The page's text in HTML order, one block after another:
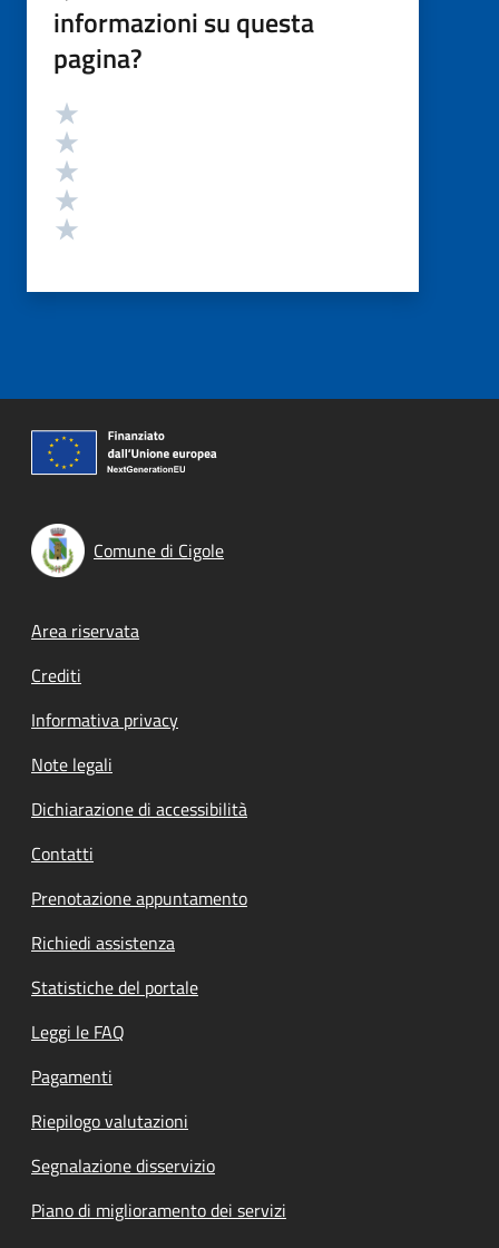
informazioni su questa
pagina?
Valutazione
Comune di Cigole
Footer menu
Area riservata
Crediti
Informativa privacy
Note legali
Dichiarazione di accessibilità
Contatti
Prenotazione appuntamento
Richiedi assistenza
Statistiche del portale
Leggi le FAQ
Pagamenti
Riepilogo valutazioni
Segnalazione disservizio
Piano di miglioramento dei servizi